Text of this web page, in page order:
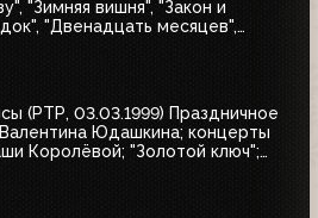
"Зимняя вишня", "Закон и
"Двенадцать месяцев",
"Жара в Лос-Анджелесе"
(РТР, 03.03.1999) Праздничное
Юдашкина; концерты
Королёвой; "Золотой ключ";